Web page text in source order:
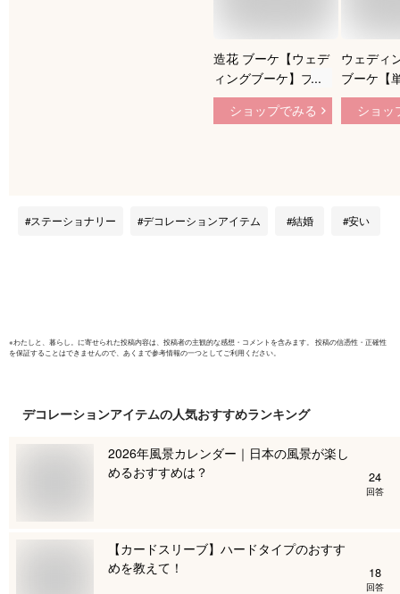
造花 ブーケ【ウェデ
ィングブーケ】ブー
ケ 造花ブーケ ブラ
イダルブーケ ラウン
ショップでみる
ウェディ
ブーケ【
点セット
ケ・リス
セット
ショッ
ステーショナリー デコレーションアイテム 結婚 安い
※わたしと、暮らし。 に寄せられた投稿内容は、投稿者の主観的な感想・コメントを含みます。 投稿の信憑性・正確性
を保証することはできませんので、あくまで参考情報の一つとしてご利用ください。
デコレーションアイテムの人気おすすめランキング
2026年風景カレンダー｜日本の風景が楽し
めるおすすめは？
24
回答
【カードスリーブ】ハードタイプのおすす
めを教えて！
18
回答